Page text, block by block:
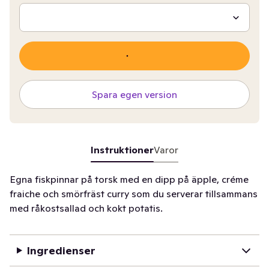
Spara egen version
InstruktionerVaror
Egna fiskpinnar på torsk med en dipp på äpple, créme
fraiche och smörfräst curry som du serverar tillsammans
med råkostsallad och kokt potatis.
Ingredienser